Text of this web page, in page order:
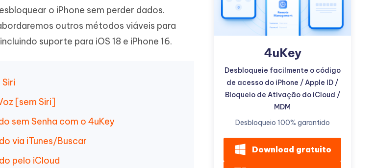
sem PC
iCareFone Transferir APP
Transferir bate-papo do Whatsapp
Android/iPhone
Mais dicas úteis
algo
o iPhone sem perder dados.
outros métodos viáveis para
suporte para iOS 18 e iPhone 16.
[sem Siri]
sem Senha com o 4uKey
via iTunes/Buscar
pelo iCloud
4uKey
Desbloqueie facilmente o código
de acesso do iPhone / Apple ID /
Bloqueio de Ativação do iCloud /
MDM
Desbloqueio 100% garantido
Download gratuito